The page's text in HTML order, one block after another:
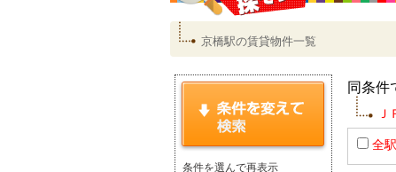
京橋駅の賃貸物件一覧
条件を選んで再表示
同条件
全駅